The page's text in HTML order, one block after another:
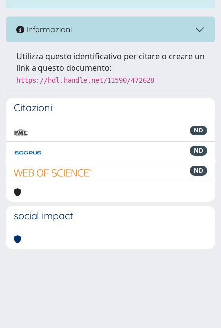
Informazioni
Utilizza questo identificativo per citare o creare un
link a questo documento:
https://hdl.handle.net/11590/472628
Citazioni
ND
ND
ND
social impact